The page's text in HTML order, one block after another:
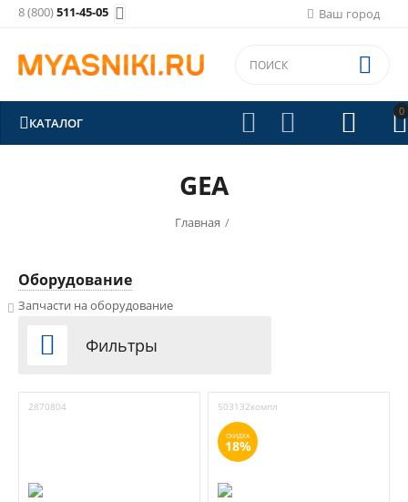
Ваш город
8 (800)511-45-05 
0


 

КАТАЛОГ
GEA
Главная /
Оборудование
Запчасти на оборудование
 Фильтры
2870804 503132компл
СКИДКА
18%